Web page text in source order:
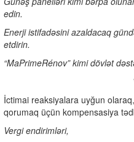
edin.
Enerji istifadəsini azaldacaq
etdirin.
“MaPrimeRénov” kimi dövlət
İctimai reaksiyalara uyğun
qorumaq üçün kompensasiya
Vergi endirimləri,